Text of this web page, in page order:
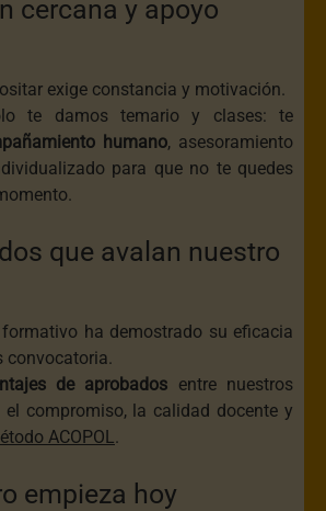
cercana y apoyo
exige constancia y motivación.
te damos temario y clases: te
humano, asesoramiento
para que no te quedes
que avalan nuestro
ha demostrado su eficacia
convocatoria.
de aprobados entre nuestros
el compromiso, la calidad docente y
ACOPOL.
empieza hoy